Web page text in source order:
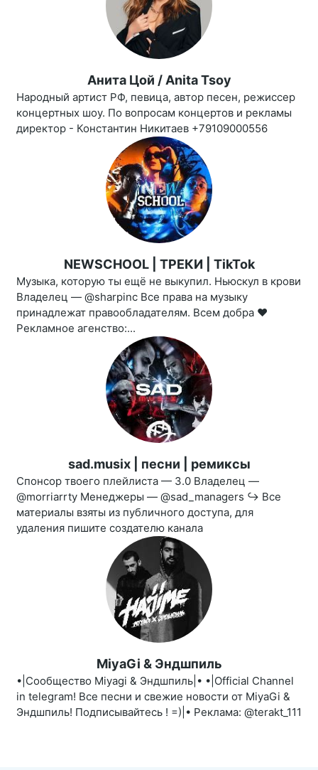
Анита Цой / Anita Tsoy
Народный артист РФ, певица, автор песен, режиссер
концертных шоу. По вопросам концертов и рекламы
директор - Константин Никитаев +79109000556
NEWSCHOOL | ТРЕКИ | TikTok
Музыка, которую ты ещё не выкупил. Ньюскул в крови
Владелец — @sharpinc Все права на музыку
принадлежат правообладателям. Всем добра ❤️
Рекламное агенство:...
sad.musix | песни | ремиксы
Спонсор твоего плейлиста — 3.0 Владелец —
@morriarrty Менеджеры — @sad_managers ↪️ Все
материалы взяты из публичного доступа, для
удаления пишите создателю канала
MiyaGi & Эндшпиль
•|Сообщество Miyagi & Эндшпиль|• •|Official Channel
in telegram! Все песни и свежие новости от МiуaGi &
Эндшпиль! Подписывайтесь ! =)|• Реклама: @terakt_111